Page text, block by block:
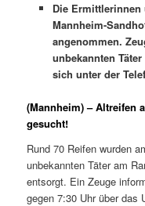
Die
Mannheim-
angenommen.
unbekannten
sich unter der
(Mannheim) – Altreifen
gesucht!
Rund 70 Reifen wurden
unbekannten Täter am
entsorgt. Ein Zeuge
gegen 7:30 Uhr über das